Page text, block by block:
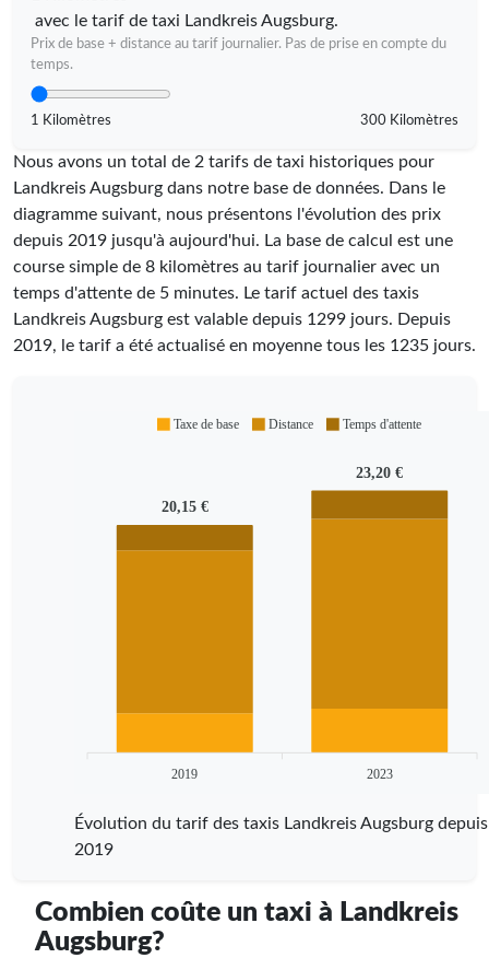
avec le tarif de taxi Landkreis Augsburg.
Prix de base + distance au tarif journalier. Pas de prise en compte du
temps.
1 Kilomètres 300 Kilomètres
Nous avons un total de 2 tarifs de taxi historiques pour
Landkreis Augsburg dans notre base de données. Dans le
diagramme suivant, nous présentons l'évolution des prix
depuis 2019 jusqu'à aujourd'hui. La base de calcul est une
course simple de 8 kilomètres au tarif journalier avec un
temps d'attente de 5 minutes. Le tarif actuel des taxis
Landkreis Augsburg est valable depuis 1299 jours. Depuis
2019, le tarif a été actualisé en moyenne tous les 1235 jours.
20,15 €
23,20 €
2019 2023
Taxe de base Distance Temps d'attente
Évolution du tarif des taxis Landkreis Augsburg depuis
2019
Combien coûte un taxi à Landkreis
Augsburg?